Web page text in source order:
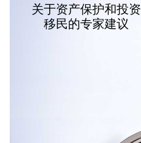
关于资产保护和投资
移民的专家建议